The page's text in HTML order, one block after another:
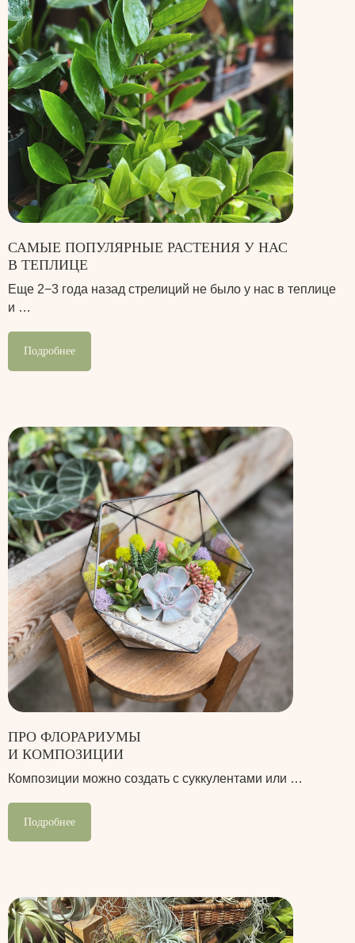
САМЫЕ ПОПУЛЯРНЫЕ РАСТЕНИЯ У НАС
В ТЕПЛИЦЕ
Еще 2−3 года назад стрелиций не было у нас в теплице
и …
Подробнее
ПРО ФЛОРАРИУМЫ
И КОМПОЗИЦИИ
Композиции можно создать с суккулентами или …
Подробнее